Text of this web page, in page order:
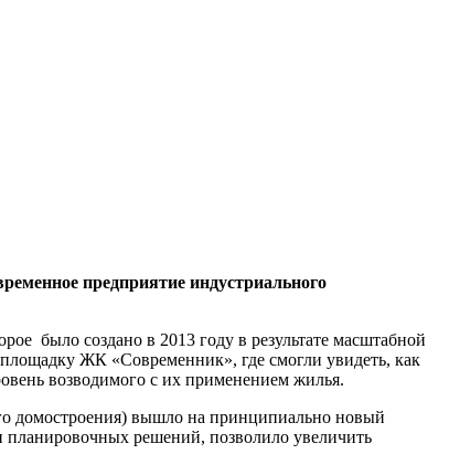
предприятие индустриального
было создано в 2013 году в результате масштабной
ЖК «Современник», где смогли увидеть, как
возводимого с их применением жилья.
домостроения) вышло на принципиально новый
решений, позволило увеличить